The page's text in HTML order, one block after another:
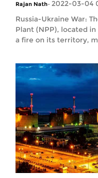
Rajan Nath- 2022-03-04
Russia-Ukraine War:
Plant (NPP), located
a fire on its territory,